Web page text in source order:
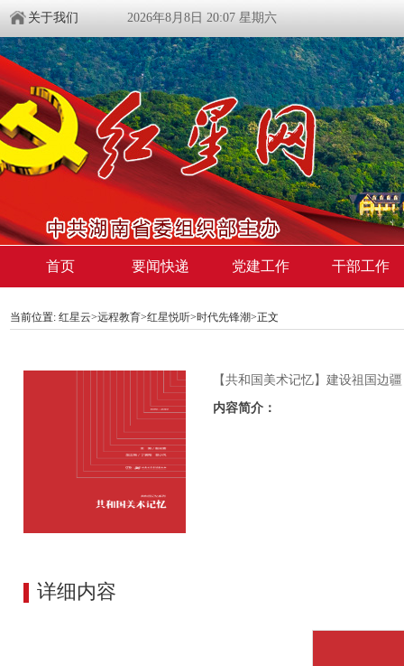
关于我们 2026年8月8日 20:07 星期六
首页 要闻快递 党建工作 干部工作
当前位置: 红星云>远程教育>红星悦听>时代先锋潮>正文
【共和国美术记忆】建设祖国边
内容简介：
详细内容